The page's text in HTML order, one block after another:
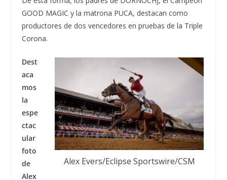
GOOD MAGIC y la matrona PUCA, destacan como
productores de dos vencedores en pruebas de la Triple
Corona.
Alex Evers/Eclipse Sportswire/CSM
Dest
aca
mos
la
espe
ctac
ular
foto
de
Alex